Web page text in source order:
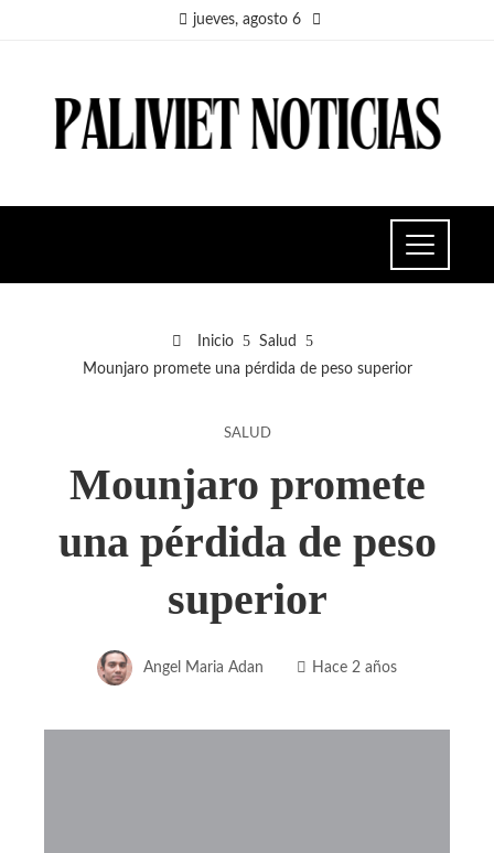
jueves, agosto 6
Inicio
Salud
Mounjaro promete una pérdida de peso superior
SALUD
Mounjaro promete
una pérdida de peso
superior
Angel Maria Adan Hace 2 años